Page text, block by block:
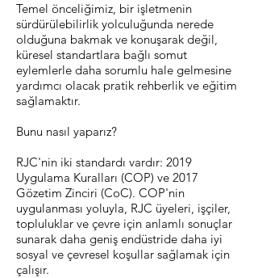
Temel önceliğimiz, bir işletmenin
sürdürülebilirlik yolculuğunda nerede
olduğuna bakmak ve konuşarak değil,
küresel standartlara bağlı somut
eylemlerle daha sorumlu hale gelmesine
yardımcı olacak pratik rehberlik ve eğitim
sağlamaktır.
Bunu nasıl yaparız?
RJC'nin iki standardı vardır: 2019
Uygulama Kuralları (COP) ve 2017
Gözetim Zinciri (CoC). COP'nin
uygulanması yoluyla, RJC üyeleri, işçiler,
topluluklar ve çevre için anlamlı sonuçlar
sunarak daha geniş endüstride daha iyi
sosyal ve çevresel koşullar sağlamak için
çalışır.